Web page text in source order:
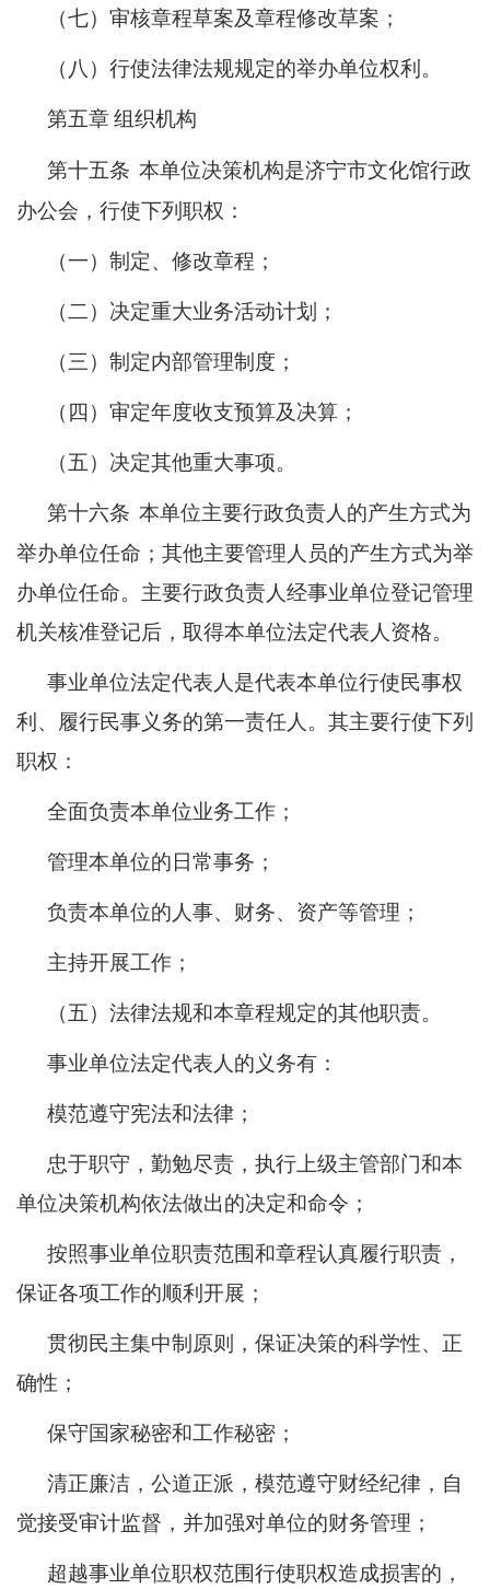
（七）审核章程草案及章程修改草案；
（八）行使法律法规规定的举办单位权利。
第五章组织机构
第十五条 本单位决策机构是济宁市文化馆行政
办公会，行使下列职权：
（一）制定、修改章程；
（二）决定重大业务活动计划；
（三）制定内部管理制度；
（四）审定年度收支预算及决算；
（五）决定其他重大事项。
第十六条 本单位主要行政负责人的产生方式为
举办单位任命；其他主要管理人员的产生方式为举
办单位任命。主要行政负责人经事业单位登记管理
机关核准登记后，取得本单位法定代表人资格。
事业单位法定代表人是代表本单位行使民事权
利、履行民事义务的第一责任人。其主要行使下列
职权：
全面负责本单位业务工作；
管理本单位的日常事务；
负责本单位的人事、财务、资产等管理；
主持开展工作；
（五）法律法规和本章程规定的其他职责。
事业单位法定代表人的义务有：
模范遵守宪法和法律；
忠于职守，勤勉尽责，执行上级主管部门和本
单位决策机构依法做出的决定和命令；
按照事业单位职责范围和章程认真履行职责，
保证各项工作的顺利开展；
贯彻民主集中制原则，保证决策的科学性、正
确性；
保守国家秘密和工作秘密；
清正廉洁，公道正派，模范遵守财经纪律，自
觉接受审计监督，并加强对单位的财务管理；
超越事业单位职权范围行使职权造成损害的，